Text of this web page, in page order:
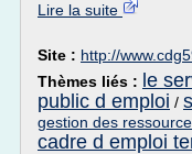
Lire la suite
Site : http://
Thèmes liés : le
public d emploi /
gestion des
cadre d emploi